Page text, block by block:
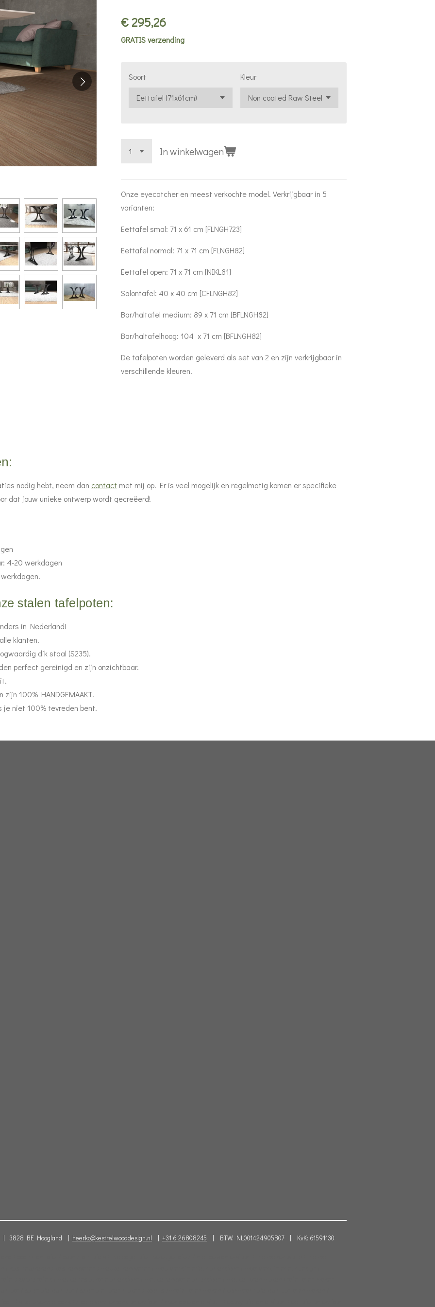
€ 295,26
GRATIS verzending
Soort Kleur
In winkelwagen
Onze eyecatcher en meest verkochte model. Verkrijgbaar in 5
varianten:
Eettafel smal: 71 x 61 cm [FLNGH723]
Eettafel normal: 71 x 71 cm [FLNGH82]
Eettafel open: 71 x 71 cm [NIKL81]
Salontafel: 40 x 40 cm [CFLNGH82]
Bar/haltafel medium: 89 x 71 cm [BFLNGH82]
Bar/haltafelhoog: 104 x 71 cm [BFLNGH82]
De tafelpoten worden geleverd als set van 2 en zijn verkrijgbaar in
verschillende kleuren.
nodig hebt, neem dan contact met mij op. Er is veel mogelijk en regelmatig komen er specifieke
dat jouw unieke ontwerp wordt gecreëerd!
4-20 werkdagen
stalen tafelpoten:
in Nederland!
klanten.
dik staal (S235).
perfect gereinigd en zijn onzichtbaar.
100% HANDGEMAAKT.
je niet 100% tevreden bent.
| 3828 BE Hoogland | heerko@kestrelwooddesign.nl +31 6 26808245 | BTW: NL001424905B07 | KvK: 61591130